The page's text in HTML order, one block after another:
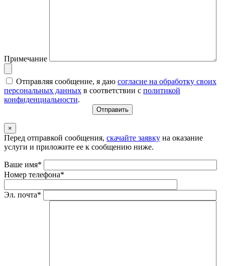
Примечание
Отправляя сообщение, я даю согласие на обработку своих
персональных данных в соответствии с политикой
конфиденциальности.
×
Перед отправкой сообщения, скачайте заявку на оказание
услуги и приложите ее к сообщению ниже.
Ваше имя*
Номер телефона*
Эл. почта*